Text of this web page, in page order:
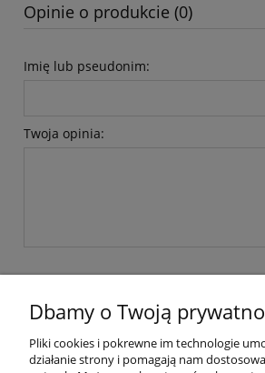
Opinie o produkcie (0)
Imię lub pseudonim:
Twoja opinia:
Pomoc
Dbamy o Twoją
Pliki cookies i pokrewne im technologie
działanie strony i pomagają nam